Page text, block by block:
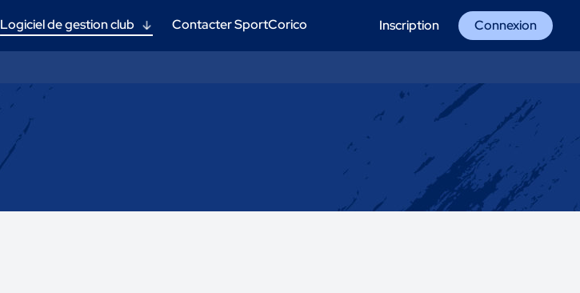
Logiciel de gestion club Contacter SportCorico Inscription Connexion